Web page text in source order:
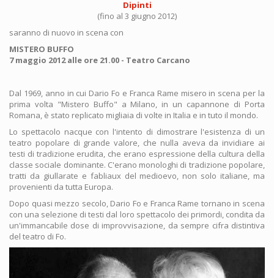
Dipinti
(fino al 3 giugno 2012)
saranno di nuovo in scena con
MISTERO BUFFO
7 maggio 2012 alle ore 21.00 - Teatro Carcano
Dal 1969, anno in cui Dario Fo e Franca Rame misero in scena per la
prima volta "Mistero Buffo" a Milano, in un capannone di Porta
Romana, è stato replicato migliaia di volte in Italia e in tuto il mondo.
Lo spettacolo nacque con l'intento di dimostrare l'esistenza di un
teatro popolare di grande valore, che nulla aveva da invidiare ai
testi di tradizione erudita, che erano espressione della cultura della
classe sociale dominante. C'erano monologhi di tradizione popolare,
tratti da giullarate e fabliaux del medioevo, non solo italiane, ma
provenienti da tutta Europa.
Dopo quasi mezzo secolo, Dario Fo e Franca Rame tornano in scena
con una selezione di testi dal loro spettacolo dei primordi, condita da
un'immancabile dose di improvvisazione, da sempre cifra distintiva
del teatro di Fo.